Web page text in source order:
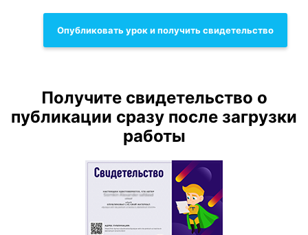
Опубликовать урок и получить свидетельство
Получите свидетельство о
публикации сразу после загрузки
работы